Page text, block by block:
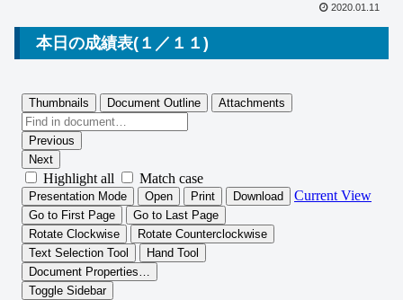
2020.01.11
本日の成績表(１／１１)